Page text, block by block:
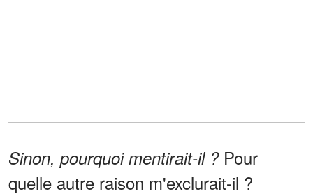
Sinon, pourquoi mentirait-il ?Pour
quelle autre raison m'exclurait-il ?